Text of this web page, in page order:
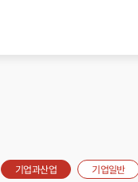
기업과산업 기업일반